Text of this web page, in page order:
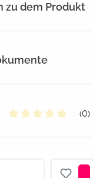
zu dem Produkt
(0)